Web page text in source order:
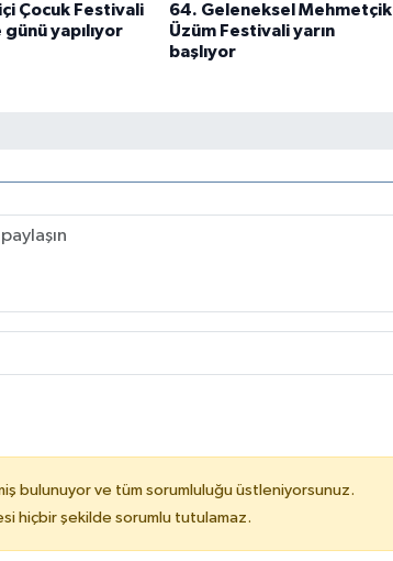
Çocuk Festivali
yapılıyor
64. Geleneksel Mehmetçik
Üzüm Festivali yarın
başlıyor
bulunuyor ve tüm sorumluluğu üstleniyorsunuz.
hiçbir şekilde sorumlu tutulamaz.